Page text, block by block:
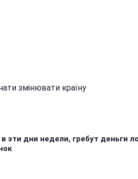
змінювати країну
дни недели, гребут деньги